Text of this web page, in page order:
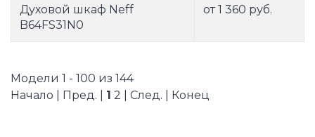
Духовой шкаф Neff
B64FS31N0
от 1 360 руб.
Модели 1 - 100 из 144
Начало | Пред. | 1 2 След. Конец